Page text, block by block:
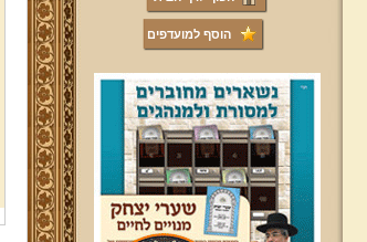
הוסף למועדפים